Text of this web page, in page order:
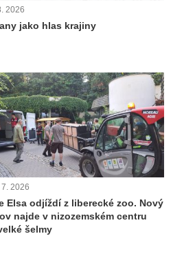
2026
jako hlas krajiny
2026
Elsa odjíždí z liberecké zoo. Nový
najde v nizozemském centru
šelmy